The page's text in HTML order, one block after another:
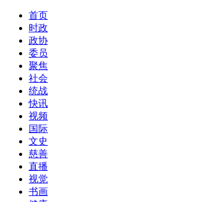
首页
时政
政协
委员
聚焦
社会
统战
快讯
视频
国际
文史
慈善
直播
视觉
书画